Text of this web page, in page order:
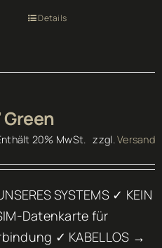
Details
Green
20% MwSt. zzgl.Versand
SYSTEMS ✓ KEIN
Datenkarte für
✓ KABELLOS →